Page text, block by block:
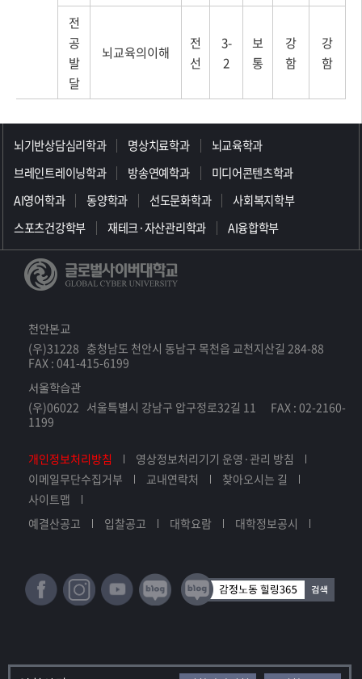
전
공
발
달
뇌교육의이해
전
선
3-
2
보
통
강
함
강
함
뇌기반상담심리학과 명상치료학과
뇌교육학과
브레인트레이닝학과
방송연예학과
미디어콘텐츠학과
AI영어학과
동양학과 선도문화학과
사회복지학부
스포츠건강학부
재테크·자산관리학과 AI융합학부
천안본교
(우)31228 충청남도 천안시 동남구 목천읍 교천지산길 284-88
FAX : 041-415-6199
서울학습관
(우)06022 서울특별시 강남구 압구정로32길 11 FAX : 02-2160-
1199
개인정보처리방침
영상정보처리기기 운영·관리 방침
이메일무단수집거부
교내연락처
찾아오시는 길
사이트맵
예결산공고
입찰공고 대학요람 대학정보공시